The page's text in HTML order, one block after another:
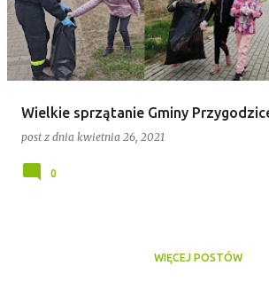
Wielkie sprzątanie Gminy
post z dnia kwietnia 26, 2021
0
WIĘCEJ POSTÓW